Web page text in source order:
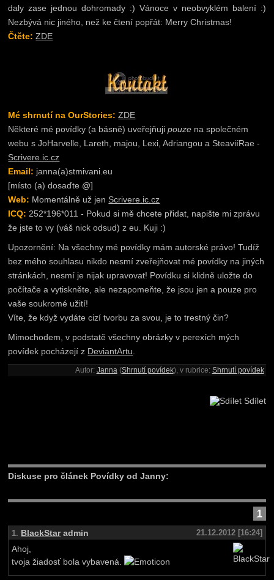
daly zase jednou dohromady :) Vánoce v neobvyklém balení :)
Nezbývá nic jiného, než ke čtení popřát: Merry Christmas!
Čtěte: ZDE
Mé shrnutí na OurStories: ZDE
Některé mé povídky (a básně) uveřejňujipouze na společném
webu s JoHarvelle, Lareth, majou, Lexi, Adriangou a SteaviíRae -
Scrivere.ic.cz
Email: janna(a)stmivani.eu
[místo (a) dosaďte @]
Web: Momentálně už jen Scrivere.ic.cz
ICQ: 252*196*011 - Pokud si mě chcete přidat, napište mi zprávu
že jste to vy (váš nick odsud) z eu. Kuji :)
Upozornění: Na všechny mé povídky mám autorské právo! Tudíž
bez mého souhlasu nikdo nesmí zveřejňovat mé povídky na jiných
stránkách, nesmí je nijak upravovat! Povídku si klidně uložte do
počítače a vytiskněte, ale nezapomeňte, že jsou jen a pouze pro
vaše soukromé užití!
Víte, že když vydáte cizí tvorbu za svou, je to trestný čin?
Mimochodem, v podstatě všechny obrázky v perexích mých
povídek pocházejí z DeviantArtu.
Autor: Janna(Shrnutí povídek), v rubrice: Shrnutí povídek
Sdílet
Diskuse pro článek Povídky od Janny:
1
1. BlackStaradmin
21.12.2012 [16:24]
Ahoj,
tvoja žiadosť bola vybavená.